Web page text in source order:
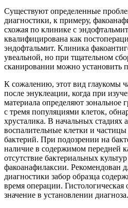
Существуют определенные
диагностики, к примеру,
схожая по клинике с
квалифицирована как
эндофтальмит. Клиника
увеальной, но при тщательном
сканировании можно установить
К сожалению, этот вид глаукомы
после энуклеации, когда при
материала определяют зональное
с тремя популяциями клеток,
хрусталика. В начальных стадиях
воспалительные клетки и частицы
бактерий. При подозрении на
наличие в содержимом передней
отсутствие бактериальных
факоанафилаксии. Рекомендован
диагностики забор образца
время операции.
значение в установлении диагноза.